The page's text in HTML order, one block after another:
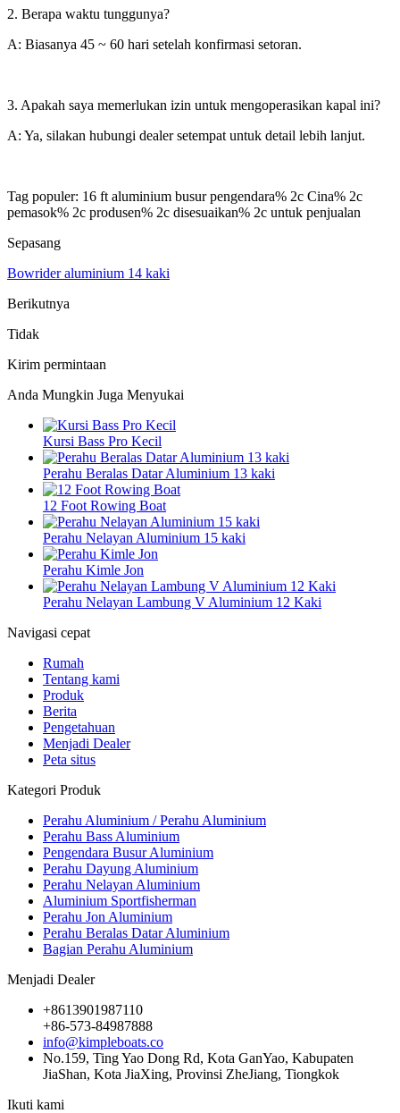
2. Berapa waktu tunggunya?
A: Biasanya 45 ~ 60 hari setelah konfirmasi setoran.
3. Apakah saya memerlukan izin untuk mengoperasikan kapal ini?
A: Ya, silakan hubungi dealer setempat untuk detail lebih lanjut.
Tag populer: 16 ft aluminium busur pengendara% 2c Cina% 2c
pemasok% 2c produsen% 2c disesuaikan% 2c untuk penjualan
Sepasang
Bowrider aluminium 14 kaki
Berikutnya
Tidak
Kirim permintaan
Anda Mungkin Juga Menyukai
Kursi Bass Pro Kecil
Perahu Beralas Datar Aluminium 13 kaki
12 Foot Rowing Boat
Perahu Nelayan Aluminium 15 kaki
Perahu Kimle Jon
Perahu Nelayan Lambung V Aluminium 12 Kaki
Navigasi cepat
Rumah
Tentang kami
Produk
Berita
Pengetahuan
Menjadi Dealer
Peta situs
Kategori Produk
Perahu Aluminium / Perahu Aluminium
Perahu Bass Aluminium
Pengendara Busur Aluminium
Perahu Dayung Aluminium
Perahu Nelayan Aluminium
Aluminium Sportfisherman
Perahu Jon Aluminium
Perahu Beralas Datar Aluminium
Bagian Perahu Aluminium
Menjadi Dealer
+8613901987110
+86-573-84987888
info@kimpleboats.co
No.159, Ting Yao Dong Rd, Kota GanYao, Kabupaten
JiaShan, Kota JiaXing, Provinsi ZheJiang, Tiongkok
Ikuti kami